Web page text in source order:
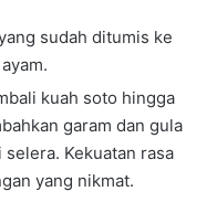
sudah ditumis ke
kuah soto hingga
garam dan gula
Kekuatan rasa
yang nikmat.